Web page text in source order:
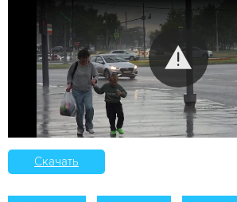
Скачать